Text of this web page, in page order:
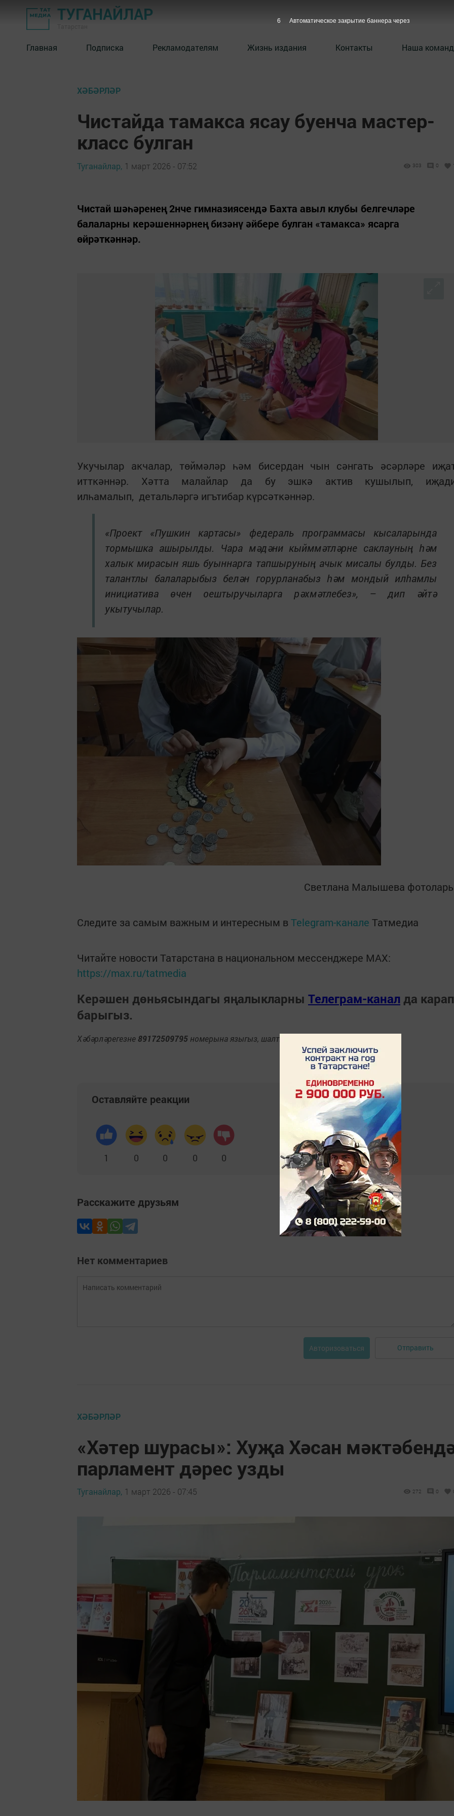
ТУГАНАЙЛАР
Главная Подписка Рекламодателям Жизнь издания Контакты Наша
ХӘБӘРЛӘР
Чистайда тамакса ясау буенча мастер-
класс булган
Туганайлар, 1 март 2026 - 07:52 303 0
Чистай шәһәренең 2нче гимназиясендә Бахта авыл клубы белгечләре
балаларны керәшеннәрнең бизәнү әйбере булган «тамакса» ясарга
өйрәткәннәр.
Укучылар акчалар, төймәләр һәм бисердан чын сәнгать әсәрләре
итткәннәр. Хәтта малайлар да бу эшкә актив кушылып,
илһамалып, детальләргә игътибар күрсәткәннәр.
«Проект «Пушкин картасы» федераль программасы кысаларында
тормышка ашырылды. Чара мәдәни кыйммәтләрне саклауның һәм
халык мирасын яшь буыннарга тапшыруның ачык мисалы булды. Без
талантлы балаларыбыз белән горурланабыз һәм мондый илһамлы
инициатива өчен оештыручыларга рәхмәтлебез», – дип әйтә
укытучылар.
Светлана Малышева
Следите за самым важным и интересным в Telegram-канале Татмедиа
Читайте новости Татарстана в национальном мессенджере MАХ:
https://max.ru/tatmedia
Керәшен дөньясындагы яңалыкларны Телеграм-канал да карап
барыгыз.
Хәбәрләрегезне 89172509795 номерына языгыз, шалтыратып әйтегез.
Оставляйте реакции
1 0 0 0 0
Расскажите друзьям
Нет комментариев
Авторизоваться Отправить
ХӘБӘРЛӘР
«Хәтер шурасы»: Хуҗа Хәсан
парламент дәрес узды
Туганайлар, 1 март 2026 - 07:45 272 0
4 Автоматическое закрытие баннера через